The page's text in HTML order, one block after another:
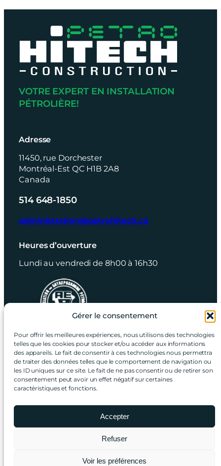
Gérer le consentement
Pour offrir les meilleures expériences, nous utilisons des technologies
telles que les cookies pour stocker et/ou accéder aux informations
des appareils. Le fait de consentir à ces technologies nous permettra
de traiter des données telles que le comportement de navigation ou
les ID uniques sur ce site. Le fait de ne pas consentir ou de retirer son
consentement peut avoir un effet négatif sur certaines
caractéristiques et fonctions.
Accepter
Refuser
Voir les préférences
VOTRE EXPERT EN INSTALLATION
PÉTROLIÈRE!
Adresse
11450, rue Dorchester
Montréal-Est QC H1B 2A8
Canada
514 648-1850
administration@petrohitech.ca
Heures d’ouverture
Lundi au vendredi de 8h00 à 16h30
RBQ: 8237-1576-04
UNE URGENCE ? APPELEZ-NOUS, PEU
IMPORTE LE MOMENT ! NOS ÉQUIPES
SONT PRÊTES À RÉAGIR
514 648-1850